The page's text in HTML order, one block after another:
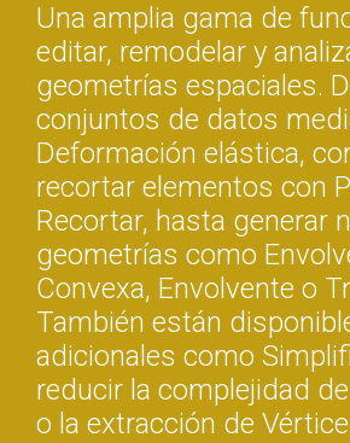
Una amplia gama de
editar, remodelar y
geometrías espaciales.
conjuntos de datos
Deformación elástica,
recortar elementos con
Recortar, hasta generar
geometrías como
Convexa, Envolvente o
También están
adicionales como
reducir la complejidad
o la extracción de